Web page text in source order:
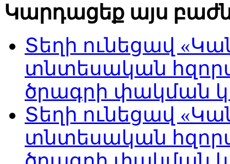
Կարդացեք այս
Տեղի ունեցավ
տնտեսական
ծրագրի փակման
Տեղի ունեցավ
տնտեսական